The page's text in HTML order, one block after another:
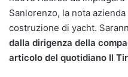
Sanlorenzo, la nota
costruzione di yacht.
dalla dirigenza della
articolo del quotidiano Il